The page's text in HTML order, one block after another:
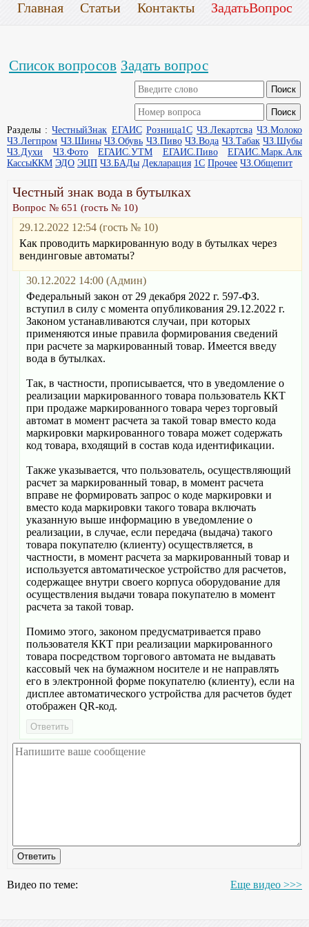
Главная Статьи Контакты ЗадатьВопрос
Список вопросов Задать вопрос
Разделы :ЧестныйЗнак ЕГАИС Розница1С ЧЗ.Лекартсва ЧЗ.Молоко
ЧЗ.Легпром ЧЗ.Шины ЧЗ.Обувь ЧЗ.Пиво ЧЗ.Вода ЧЗ.Табак ЧЗ.Шубы
ЧЗ.Духи
ЧЗ.Фото ЕГАИС.УТМ ЕГАИС.Пиво
ЕГАИС.Марк.Алк
КассыККМ ЭДО ЭЦП ЧЗ.БАДы Декларация 1С Прочее ЧЗ.Общепит
Честный знак вода в бутылках
Вопрос № 651 (гость № 10)
29.12.2022 12:54 (гость № 10)
Как проводить маркированную воду в бутылках через
вендинговые автоматы?
30.12.2022 14:00 (Админ)
Федеральный закон от 29 декабря 2022 г. 597-ФЗ.
вступил в силу с момента опубликования 29.12.2022 г.
Законом устанавливаются случаи, при которых
применяются иные правила формирования сведений
при расчете за маркированный товар. Имеется введу
вода в бутылках.
Так, в частности, прописывается, что в уведомление о
реализации маркированного товара пользователь ККТ
при продаже маркированного товара через торговый
автомат в момент расчета за такой товар вместо кода
маркировки маркированного товара может содержать
код товара, входящий в состав кода идентификации.
Также указывается, что пользователь, осуществляющий
расчет за маркированный товар, в момент расчета
вправе не формировать запрос о коде маркировки и
вместо кода маркировки такого товара включать
указанную выше информацию в уведомление о
реализации, в случае, если передача (выдача) такого
товара покупателю (клиенту) осуществляется, в
частности, в момент расчета за маркированный товар и
используется автоматическое устройство для расчетов,
содержащее внутри своего корпуса оборудование для
осуществления выдачи товара покупателю в момент
расчета за такой товар.
Помимо этого, законом предусматривается право
пользователя ККТ при реализации маркированного
товара посредством торгового автомата не выдавать
кассовый чек на бумажном носителе и не направлять
его в электронной форме покупателю (клиенту), если на
дисплее автоматического устройства для расчетов будет
отображен QR-код.
Видео по теме: Еще видео >>>